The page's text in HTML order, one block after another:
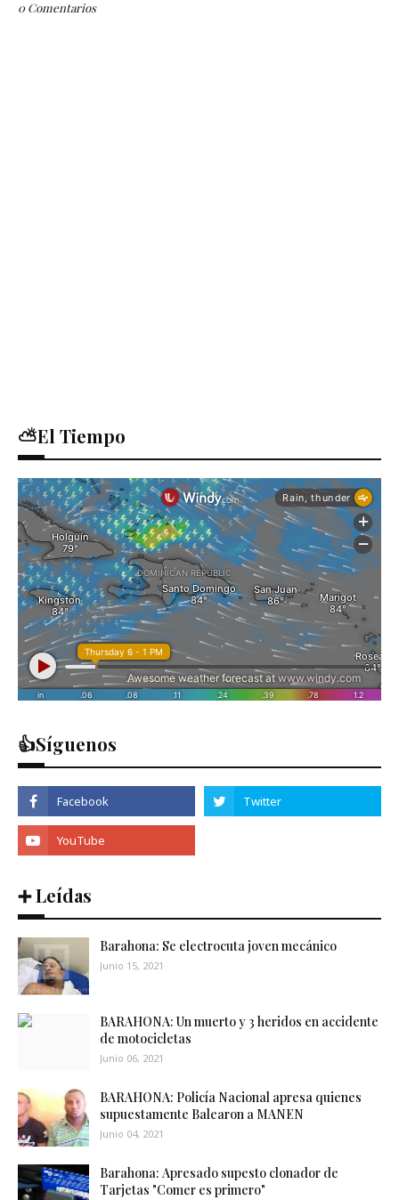
0 Comentarios
⛅El Tiempo
👍Síguenos
➕ Leídas
Barahona: Se electrocuta joven mecánico
Junio 15, 2021
BARAHONA: Un muerto y 3 heridos en accidente
de motocicletas
Junio 06, 2021
BARAHONA: Policía Nacional apresa quienes
supuestamente Balearon a MANEN
Junio 04, 2021
Barahona: Apresado supesto clonador de
Tarjetas "Comer es primero"